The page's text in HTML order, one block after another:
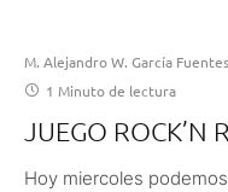
M. Alejandro W. García
1 Minuto de lectura
JUEGO ROCK’N
Hoy miercoles